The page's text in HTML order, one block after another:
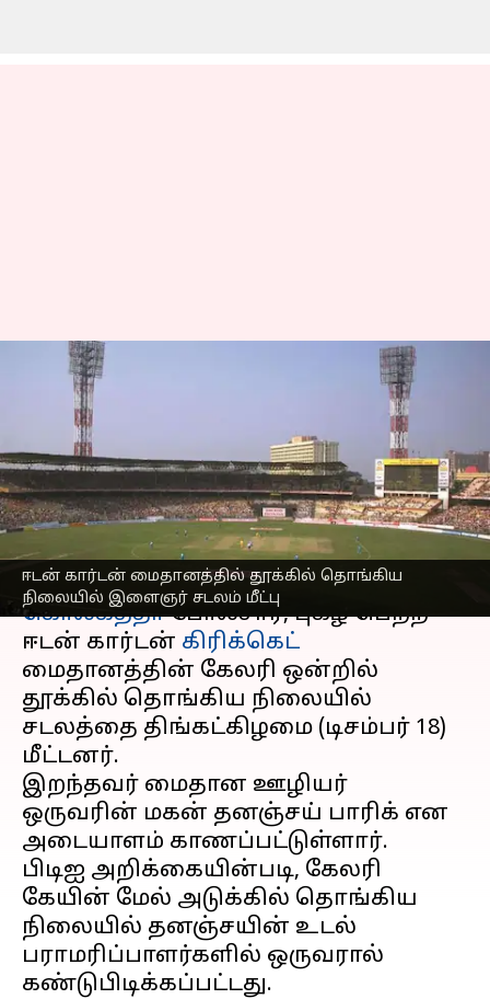
ஈடன் கார்டன் மைதானத்தில் தூக்கில் தொங்கிய
நிலையில் இளைஞர் சடலம் மீட்பு
ஈடன் கார்டன்
மைதானத்தில் தூக்கில்
தொங்கிய நிலையில்
இளைஞர் சடலம் மீட்பு
எழுதியவர் Sekar Chinnappan Dec 18, 2023 04:34 pm
செய்தி முன்னோட்டம்
கொல்கத்தாபோலீசார், புகழ் பெற்ற
ஈடன் கார்டன் கிரிக்கெட்
மைதானத்தின் கேலரி ஒன்றில்
தூக்கில் தொங்கிய நிலையில்
சடலத்தை திங்கட்கிழமை (டிசம்பர் 18)
மீட்டனர்.
இறந்தவர் மைதான ஊழியர்
ஒருவரின் மகன் தனஞ்சய் பாரிக் என
அடையாளம் காணப்பட்டுள்ளார்.
பிடிஐ அறிக்கையின்படி, கேலரி
கேயின் மேல் அடுக்கில் தொங்கிய
நிலையில் தனஞ்சயின் உடல்
பராமரிப்பாளர்களில் ஒருவரால்
கண்டுபிடிக்கப்பட்டது.